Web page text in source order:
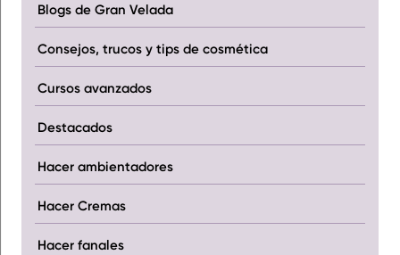
Blogs de Gran Velada
Consejos, trucos y tips de cosmética
Cursos avanzados
Destacados
Hacer ambientadores
Hacer Cremas
Hacer fanales